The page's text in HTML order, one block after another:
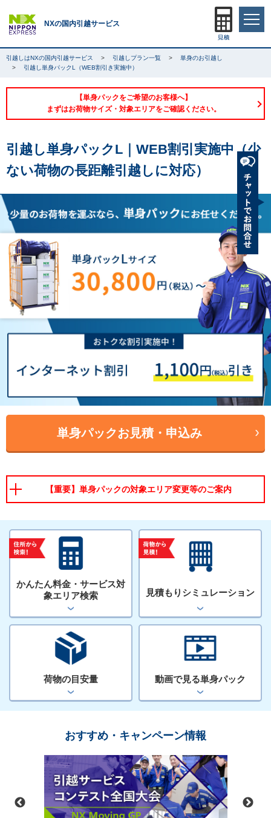
NXの国内引越サービス
引越しはNXの国内引越サービス 引越しプラン一覧
単身のお引越し
引越し単身パックL（WEB割引き実施中）
【単身パックをご希望のお客様へ】
まずはお荷物サイズ・対象エリアをご確認ください。
引越し単身パックL｜WEB割引実施中（少
ない荷物の長距離引越しに対応）
単身パックお見積・申込み
【重要】単身パックの対象エリア変更等のご案内
かんたん料金・サービス対
象エリア検索
見積もりシミュレーション
荷物の目安量 動画で見る単身パック
おすすめ・キャンペーン情報